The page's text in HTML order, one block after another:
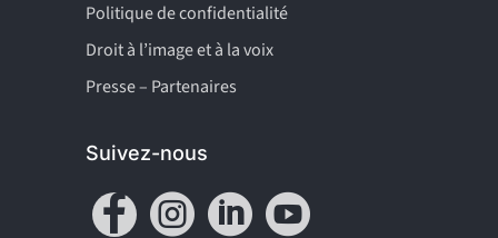
Politique de confidentialité
Droit à l’image et à la voix
Presse – Partenaires
Suivez-nous
   